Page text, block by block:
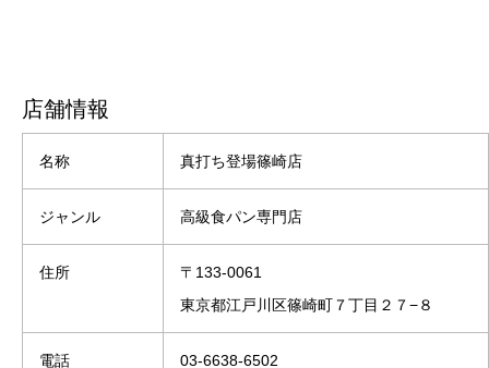
店舗情報
名称 真打ち登場篠崎店
ジャンル 高級食パン専門店
住所
〒133-0061
東京都江戸川区篠崎町７丁目２７−８
電話 03-6638-6502